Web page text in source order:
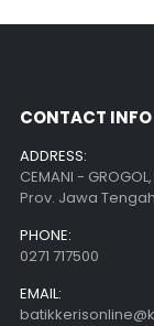
CONTACT INFO
ADDRESS:
CEMANI -
Prov. Jawa Tengah
PHONE:
0271 717500
EMAIL: